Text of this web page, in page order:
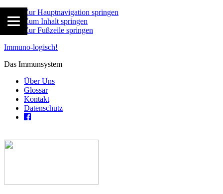
Zur Hauptnavigation springen
Zum Inhalt springen
Zur Fußzeile springen
Immuno-logisch!
Das Immunsystem
Über Uns
Glossar
Kontakt
Datenschutz